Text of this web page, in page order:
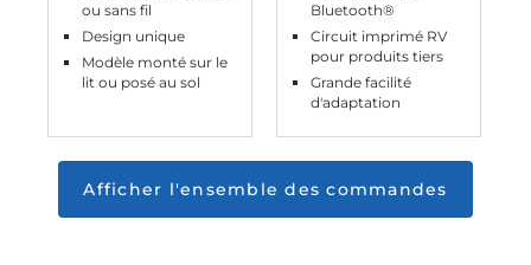
ou sans fil
Design unique
Modèle monté sur le
lit ou posé au sol
Bluetooth®
Circuit imprimé RV
pour produits tiers
Grande facilité
d'adaptation
Afficher l'ensemble des commandes